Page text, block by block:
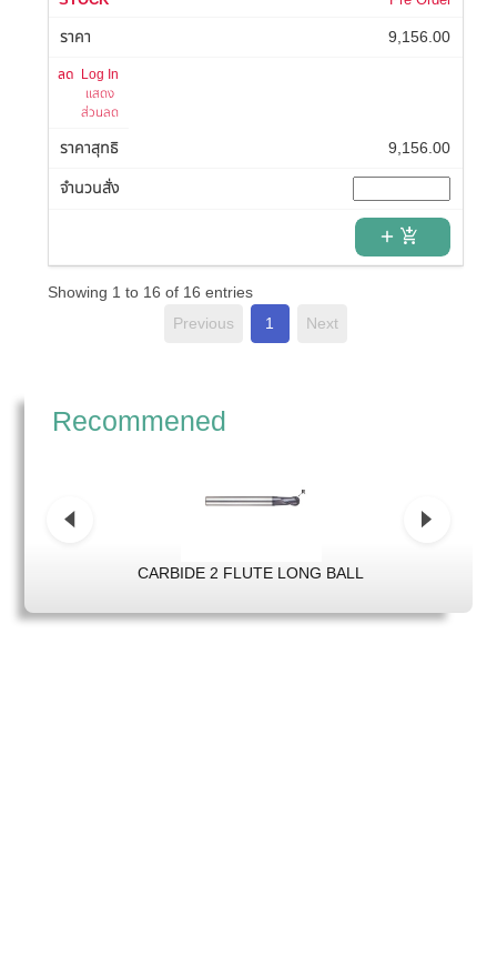
9,156.00
Log In
แสดง
ส่วนลด
9,156.00
add_shopping_cart
Showing 1 to 16 of 16 entries
Previous
1 Next
Recommened
CARBIDE 2 FLUTE LONG BALL